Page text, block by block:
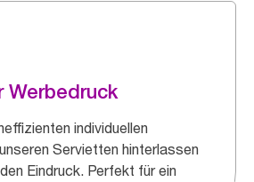
Werbedruck
individuellen
Servietten hinterlassen
Eindruck. Perfekt für ein